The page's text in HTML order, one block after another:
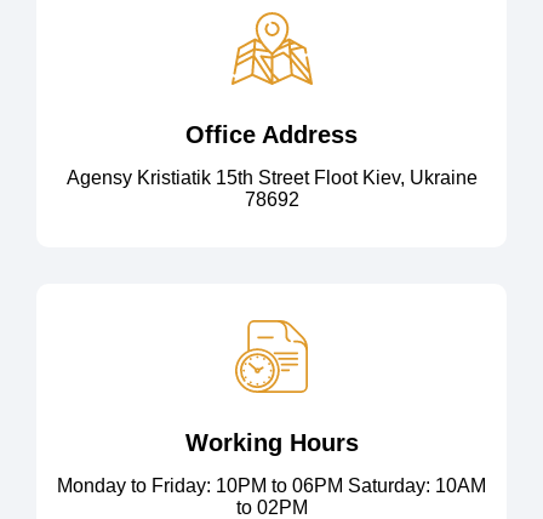
Office Address
Agensy Kristiatik 15th Street Floot Kiev, Ukraine
78692
Working Hours
Monday to Friday: 10PM to 06PM Saturday: 10AM
to 02PM